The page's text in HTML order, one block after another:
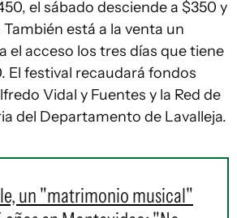
el sábado desciende a $350 y
está a la venta un
el acceso los tres días que tiene
El festival recaudará fondos
Vidal y Fuentes y la Red de
del Departamento de Lavalleja.
un "matrimonio musical"